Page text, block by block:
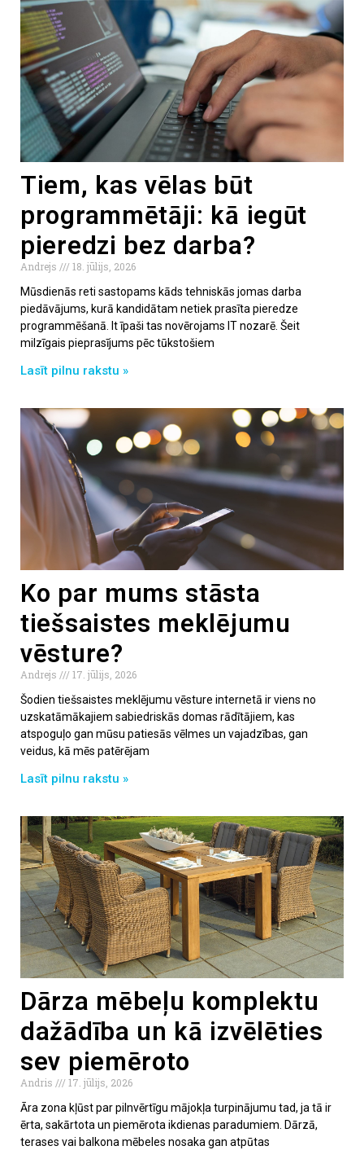
Tiem, kas vēlas būt
programmētāji: kā iegūt
pieredzi bez darba?
Andrejs
18. jūlijs, 2026
Mūsdienās reti sastopams kāds tehniskās jomas darba
piedāvājums, kurā kandidātam netiek prasīta pieredze
programmēšanā. It īpaši tas novērojams IT nozarē. Šeit
milzīgais pieprasījums pēc tūkstošiem
Lasīt pilnu rakstu »
Ko par mums stāsta
tiešsaistes meklējumu
vēsture?
Andrejs
17. jūlijs, 2026
Šodien tiešsaistes meklējumu vēsture internetā ir viens no
uzskatāmākajiem sabiedriskās domas rādītājiem, kas
atspoguļo gan mūsu patiesās vēlmes un vajadzības, gan
veidus, kā mēs patērējam
Lasīt pilnu rakstu »
Dārza mēbeļu komplektu
dažādība un kā izvēlēties
sev piemēroto
Andris
17. jūlijs, 2026
Āra zona kļūst par pilnvērtīgu mājokļa turpinājumu tad, ja tā ir
ērta, sakārtota un piemērota ikdienas paradumiem. Dārzā,
terases vai balkona mēbeles nosaka gan atpūtas